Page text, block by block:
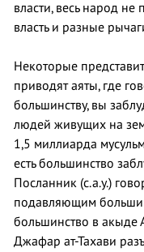
власти, весь народ
власть и разные
Некоторые
приводят аяты, где
большинству, вы
людей живущих на
1,5 миллиарда
есть большинство
Посланник (с.а.у.)
подавляющим
большинство в акыде
Джафар ат-Тахави